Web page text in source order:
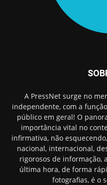
A PressNet surge no
independente, com a
público em geral! O
importância vital no
infirmativa, não
nacional, internacional,
rigorosos de informação,
última hora, de forma
fotografias, é o